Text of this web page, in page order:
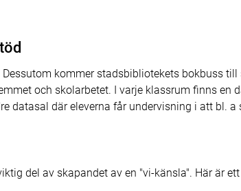
kommer stadsbibliotekets bokbuss
och skolarbetet. I varje klassrum finns en
datasal där eleverna får undervisning i att bl. a
del av skapandet av en "vi-känsla". Här är